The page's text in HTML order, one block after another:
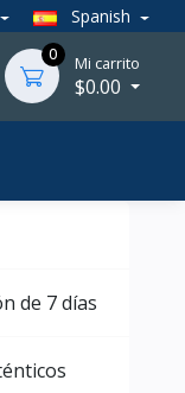
Spanish
0 Mi carrito
$0.00
de 7 días